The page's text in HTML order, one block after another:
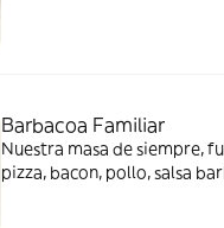
confitado y orégano. El
Barbacoa Familiar
Nuestra masa de siempre,
pizza, bacon, pollo, salsa